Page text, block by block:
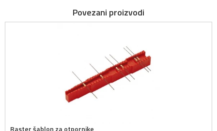
Povezani proizvodi
Raster šablon za otpornike